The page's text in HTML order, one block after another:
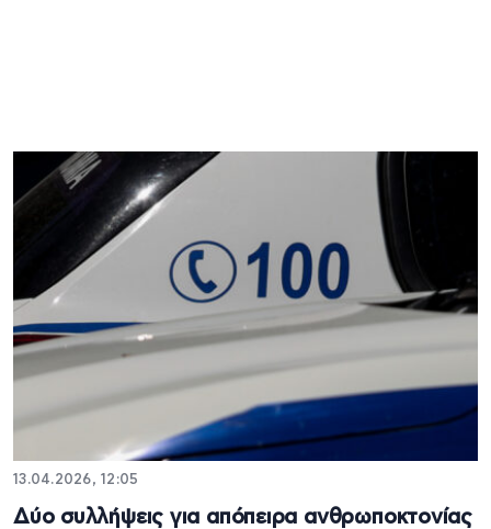
13.04.2026, 12:05
Δύο συλλήψεις για απόπειρα ανθρωποκτονίας